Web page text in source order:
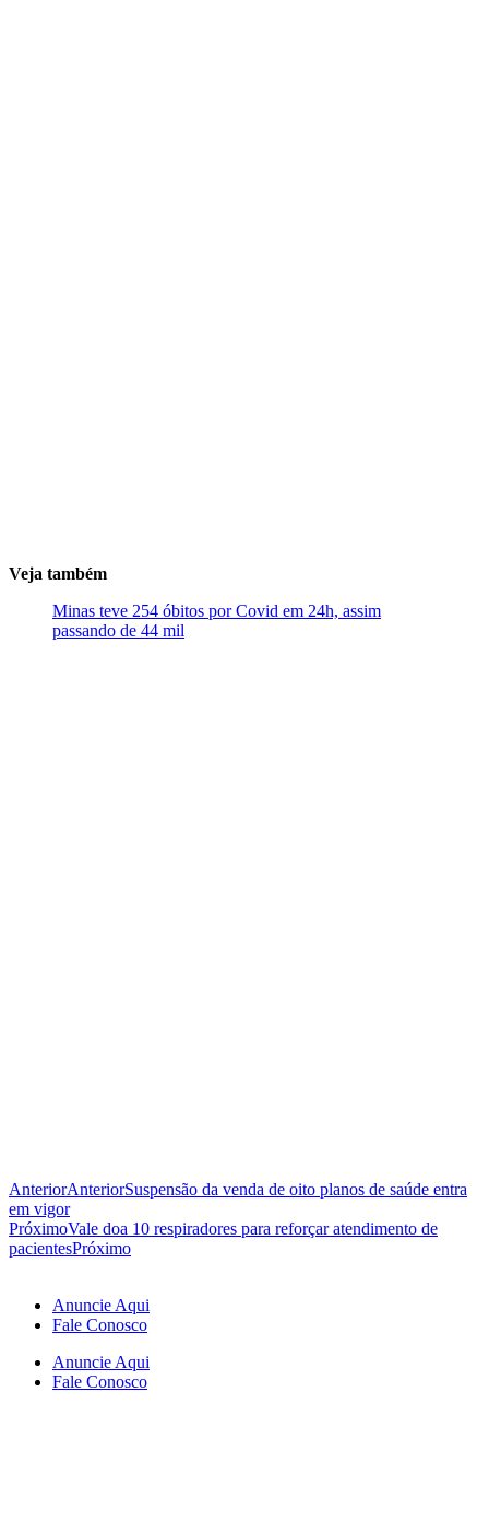
Veja também
Minas teve 254 óbitos por Covid em 24h, assim
passando de 44 mil
AnteriorAnteriorSuspensão da venda de oito planos de saúde entra
em vigor
PróximoVale doa 10 respiradores para reforçar atendimento de
pacientesPróximo
Anuncie Aqui
Fale Conosco
Anuncie Aqui
Fale Conosco